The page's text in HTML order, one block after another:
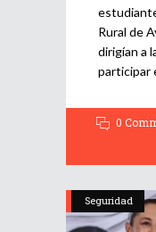
Rural de
dirigían a
participar
0
Seguridad